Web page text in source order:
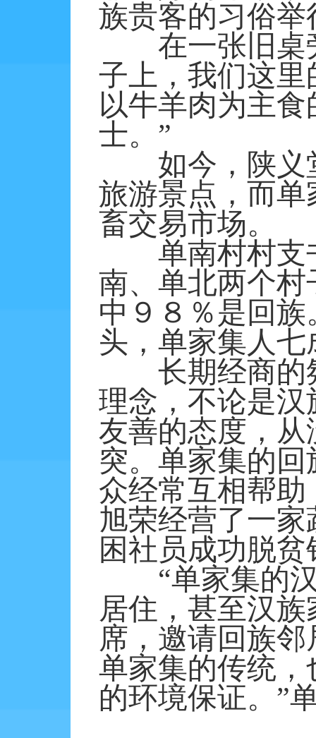
族贵客的习俗
在一张旧桌旁
子上，我们这
以牛羊肉为主食
士。”
如今，陕义
旅游景点，而
畜交易市场。
单南村村支
南、单北两个
中９８％是回
头，单家集人
长期经商的氛
理念，不论是
友善的态度，
突。单家集的
众经常互相帮
旭荣经营了一
困社员成功脱贫
“单家集的汉
居住，甚至汉
席，邀请回族
单家集的传统
的环境保证。”